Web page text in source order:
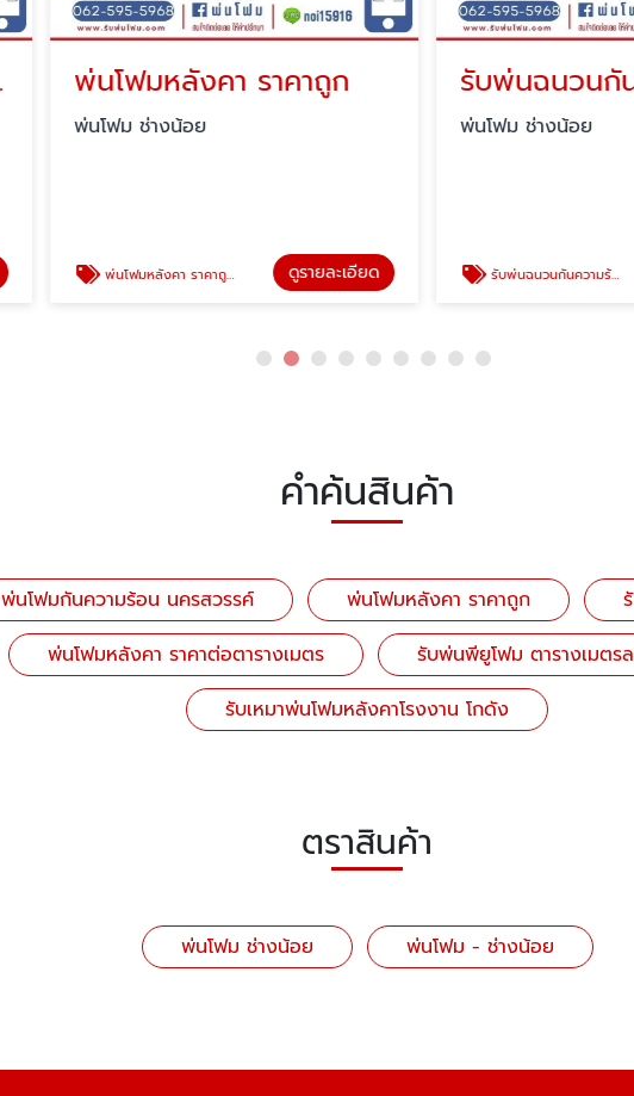
พ่นโฟมหลังคา ราคาถูก
พ่นโฟม ช่างน้อย
พ่นโฟมหลังคา ราคาถูก ดูรายละเอียด
รับพ่นฉนวนกันคว
พ่นโฟม ช่างน้อย
รับพ่นฉนวนกันความร้อน ดู
คำค้นสินค้า
พ่นโฟมกันความร้อน นครสวรรค์ พ่นโฟมหลังคา ราคาถูก
พ่นโฟมหลังคา ราคาต่อตารางเมตร
รับพ่นพียูโฟม ตารางเมตรล
รับเหมาพ่นโฟมหลังคาโรงงาน โกดัง
ตราสินค้า
พ่นโฟม ช่างน้อย พ่นโฟม - ช่างน้อย